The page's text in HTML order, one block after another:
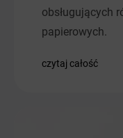
obsługujących
papierowych.
czytaj całość